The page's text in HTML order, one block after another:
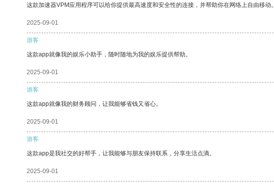
这款加速器VPM应用程序可以给你提供最高速度和安全性的连接，并帮助你在网络上自由移动。
2025-09-01
游客
这款app就像我的娱乐小助手，随时随地为我的娱乐提供帮助。
2025-09-01
游客
这款app就像我的财务顾问，让我能够省钱又省心。
2025-09-01
游客
这款app是我社交的好帮手，让我能够与朋友保持联系，分享生活点滴。
2025-09-01